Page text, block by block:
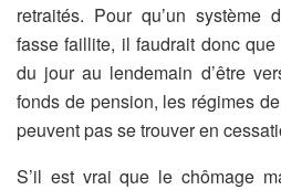
retraités. Pour qu’un système
fasse faillite, il faudrait donc
du jour au lendemain d’être
fonds de pension, les régimes
peuvent pas se trouver en
S’il est vrai que le chômage